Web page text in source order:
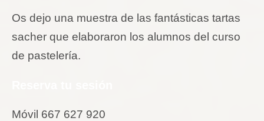
Os dejo una muestra de las fantásticas tartas
sacher que elaboraron los alumnos del curso
de pastelería.
Móvil 667 627 920